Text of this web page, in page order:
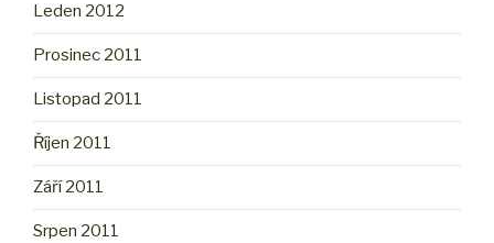
Leden 2012
Prosinec 2011
Listopad 2011
Říjen 2011
Září 2011
Srpen 2011